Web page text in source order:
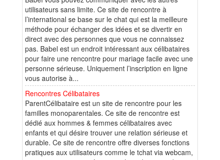
utilisateurs sans limite. Ce site de rencontre à
l’international se base sur le chat qui est la meilleure
méthode pour échanger des idées et se divertir en
direct avec des personnes que vous ne connaissez
pas. Babel est un endroit intéressant aux célibataires
pour faire une rencontre pour mariage facile avec une
personne sérieuse. Uniquement l’inscription en ligne
vous autorise à...
Rencontres Célibataires
ParentCélibataire est un site de rencontre pour les
familles monoparentales. Ce site de rencontre est
dédié aux hommes & femmes célibataires avec
enfants et qui désire trouver une relation sérieuse et
durable. Ce site de rencontre offre diverses fonctions
pratiques aux utilisateurs comme le tchat via webcam,